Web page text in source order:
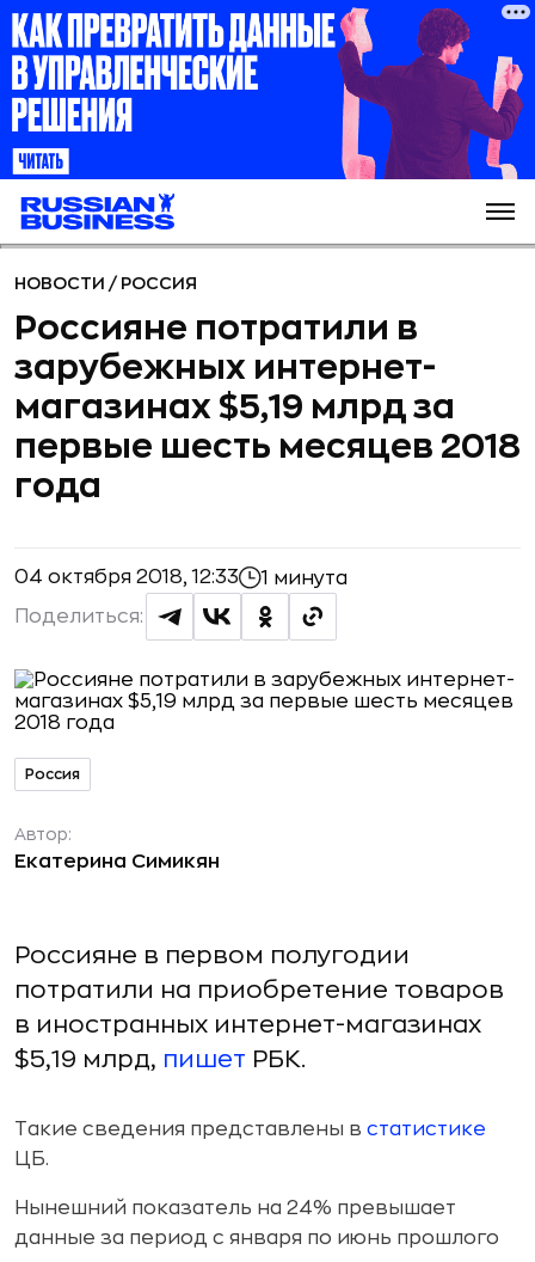
НОВОСТИ / РОССИЯ
Россияне потратили в
зарубежных интернет-
магазинах $5,19 млрд за
первые шесть месяцев 2018
года
04 октября 2018, 12:33 1 минута
Поделиться:
Россия
Автор:
Екатерина Симикян
Россияне в первом полугодии
потратили на приобретение товаров
в иностранных интернет-магазинах
$5,19 млрд, пишет РБК.
Такие сведения представлены в статистике
ЦБ.
Нынешний показатель на 24% превышает
данные за период с января по июнь прошлого